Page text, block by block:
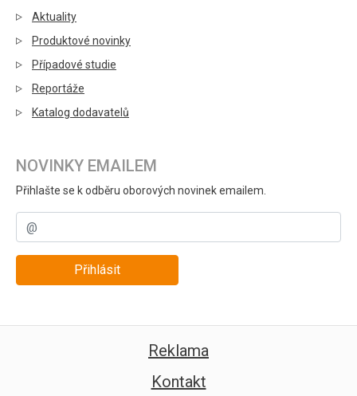
Aktuality
Produktové novinky
Případové studie
Reportáže
Katalog dodavatelů
NOVINKY EMAILEM
Přihlašte se k odběru oborových novinek emailem.
Přihlásit
Reklama
Kontakt